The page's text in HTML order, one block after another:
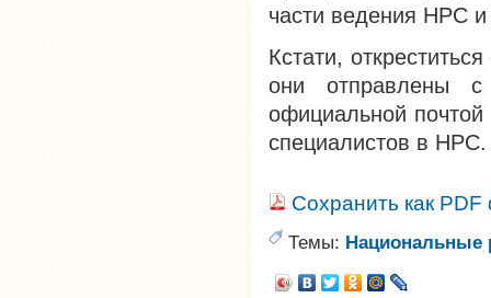
части ведения НРС и
Кстати,
они отправлены с
официальной почтой
специалистов в НРС.
Сохранить как
Темы: Национальные